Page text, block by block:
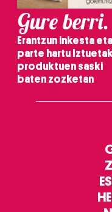
Gure berri.
Erantzun inkesta eta
parte hartu
produktuen saski
baten zozketan